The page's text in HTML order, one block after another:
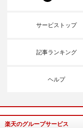
サービストップ
記事ランキング
ヘルプ
楽天のグループサービス